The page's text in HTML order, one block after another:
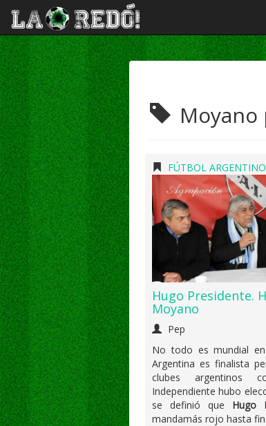
FÚTBOL ARGENTINO
Hugo Presidente.
Moyano
Pep
No todo es mundial
Argentina es finalista
clubes argentinos
Independiente hubo
se definió que Hugo
mandamás rojo hasta